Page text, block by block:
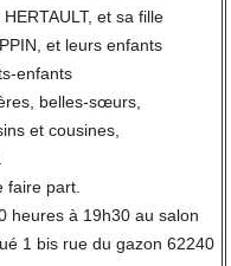
et sa fille
et leurs enfants
enfants
belles-sœurs,
et cousines,
faire part.
heures à 19h30 au salon
1 bis rue du gazon 62240